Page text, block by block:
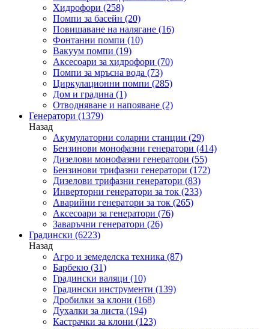
Хидрофори (258)
Помпи за басейн (20)
Повишаване на налягане (16)
Фонтанни помпи (10)
Вакуум помпи (19)
Аксесоари за хидрофори (70)
Помпи за мръсна вода (73)
Циркулационни помпи (285)
Дом и градина (1)
Отводняване и напояване (2)
Генератори (1379)
Назад
Акумулаторни соларни станции (29)
Бензинови монофазни генератори (414)
Дизелови монофазни генератори (55)
Бензинови трифазни генератори (172)
Дизелови трифазни генератори (83)
Инверторни генератори за ток (233)
Аварийни генератори за ток (265)
Аксесоари за генератори (76)
Заваръчни генератори (26)
Градински (6223)
Назад
Агро и земеделска техника (87)
Барбекю (31)
Градински валяци (10)
Градински инструменти (139)
Дробилки за клони (168)
Духалки за листа (194)
Кастрачки за клони (123)